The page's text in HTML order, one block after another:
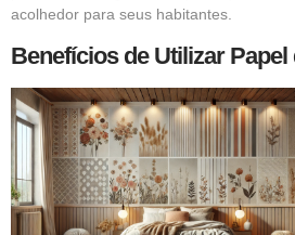
acolhedor para seus habitantes.
Benefícios de Utilizar Papel